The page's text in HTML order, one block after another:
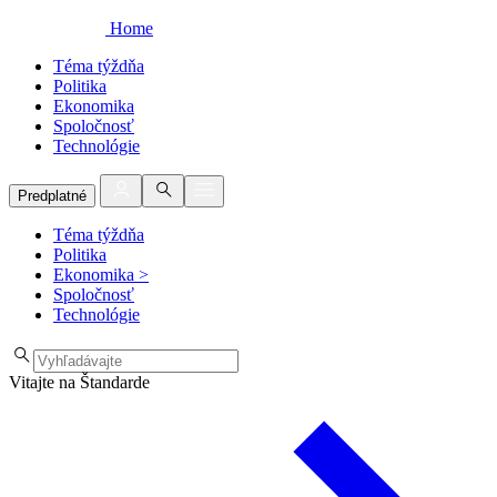
Home
Téma týždňa
Politika
Ekonomika
Spoločnosť
Technológie
Predplatné
Téma týždňa
Politika
Ekonomika >
Spoločnosť
Technológie
Vitajte na Štandarde